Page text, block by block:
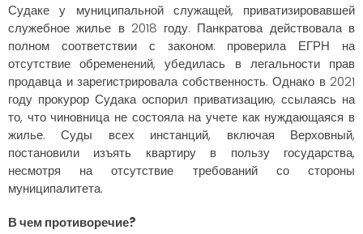
Судаке у муниципальной служащей, приватизировавшей
служебное жилье в 2018 году. Панкратова действовала в
полном соответствии с законом: проверила ЕГРН на
отсутствие обременений, убедилась в легальности прав
продавца и зарегистрировала собственность. Однако в 2021
году прокурор Судака оспорил приватизацию, ссылаясь на
то, что чиновница не состояла на учете как нуждающаяся в
жилье. Суды всех инстанций, включая Верховный,
постановили изъять квартиру в пользу государства,
несмотря на отсутствие требований со стороны
муниципалитета.
В чем противоречие?